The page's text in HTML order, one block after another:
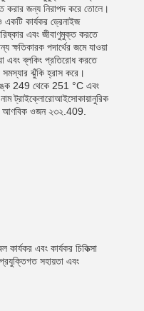
করার জন্য নিরাপদ করে তোলে।
কার্যকর ড্রেনাইজ
এবং জীবাণুমুক্ত করতে
ক্ষতিকারক পদার্থের জমে যাওয়া
এবং ব্লকিং প্রতিরোধ করতে
সমস্যার ঝুঁকি হ্রাস করে।
249 থেকে 251 °C এবং
ট্রাইক্লোরোআইসোকায়ানুরিক
আণবিক ওজন ২৩২.409.
কার্যকর এবং কার্যকর চিকিত্সা
সহায়তা এবং